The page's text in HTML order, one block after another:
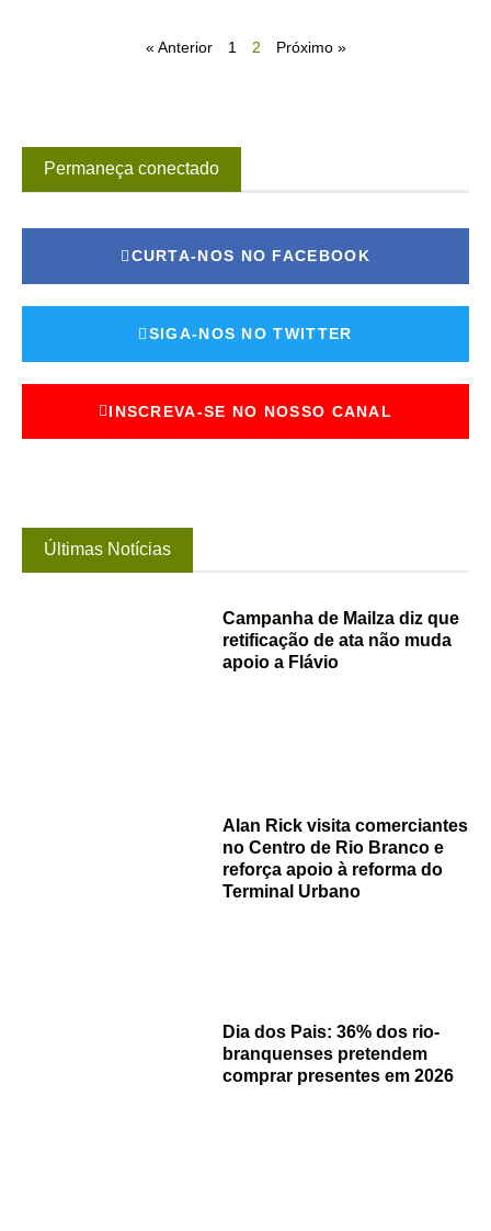
« Anterior 1 2 Próximo »
Permaneça conectado
CURTA-NOS NO FACEBOOK
SIGA-NOS NO TWITTER
INSCREVA-SE NO NOSSO CANAL
Últimas Notícias
Campanha de Mailza diz que
retificação de ata não muda
apoio a Flávio
Alan Rick visita comerciantes
no Centro de Rio Branco e
reforça apoio à reforma do
Terminal Urbano
Dia dos Pais: 36% dos rio-
branquenses pretendem
comprar presentes em 2026